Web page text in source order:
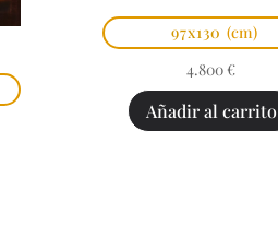
97x130 (cm)
4.800 €
Añadir al carrito